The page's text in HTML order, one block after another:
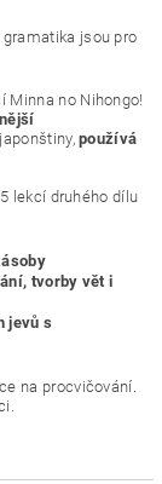
jsou pro
no Nihongo!
používá
lekcí druhého dílu
tvorby vět i
jevů s
na procvičování.